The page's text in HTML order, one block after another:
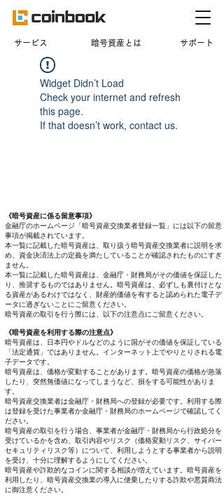
​サービス 暗号資産とは サポート
Widget Didn’t Load
Check your internet and refresh
this page.
If that doesn’t work, contact us.
《暗号資産に係る留意事項》
金融庁のホームページ「暗号資産交換業者登録一覧」には以下の留意
事項が掲載されています。
本一覧に記載した暗号資産は、取り扱う暗号資産交換業者に説明を求
め、資金決済法上の定義を満たしていることが確認されたものにすぎ
ません。
本一覧に記載した暗号資産は、金融庁・財務局がその価値を保証した
り、推奨するものではありません。暗号資産は、必ずしも裏付けとな
る資産があるわけではなく、財産的価値を有すると認められた電子デ
ータに過ぎないことにご留意ください。
暗号資産の取引を行う際には、以下の注意点にご留意ください。
《暗号資産を利用する際の注意点》
暗号資産は、日本円やドルなどのように国がその価値を保証している
「法定通貨」ではありません。インターネット上でやりとりされる電
子データです。
暗号資産は、価格が変動することがあります。暗号資産の価格が急落
したり、突然無価値になってしまうなど、損をする可能性がありま
す。
暗号資産交換業者は金融庁・財務局への登録が必要です。利用する際
は登録を受けた事業者か金融庁・財務局のホームページで確認してく
ださい。
暗号資産の取引を行う場合、事業者が金融庁・財務局から行政処分を
受けているかを含め、取引内容やリスク（価格変動リスク、サイバー
セキュリティリスク等）について、利用しようとする事業者から説明
を受け、十分に理解するようにしてください。
暗号資産や詐欺的なコインに関する相談が増えています。暗号資産を
利用したり、暗号資産交換業の導入に便乗したりする詐欺や悪質商法
に御注意ください。